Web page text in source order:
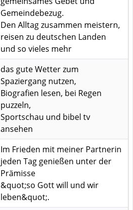
Gemeindebezug.
Den Alltag zusammen meistern,
reisen zu deutschen Landen
und so vieles mehr
das gute Wetter zum
Spaziergang nutzen,
Biografien lesen, bei Regen
puzzeln,
Sportschau und bibel tv
ansehen
Im Frieden mit meiner Partnerin
jeden Tag genießen unter der
Prämisse
&quot;so Gott will und wir
leben&quot;.